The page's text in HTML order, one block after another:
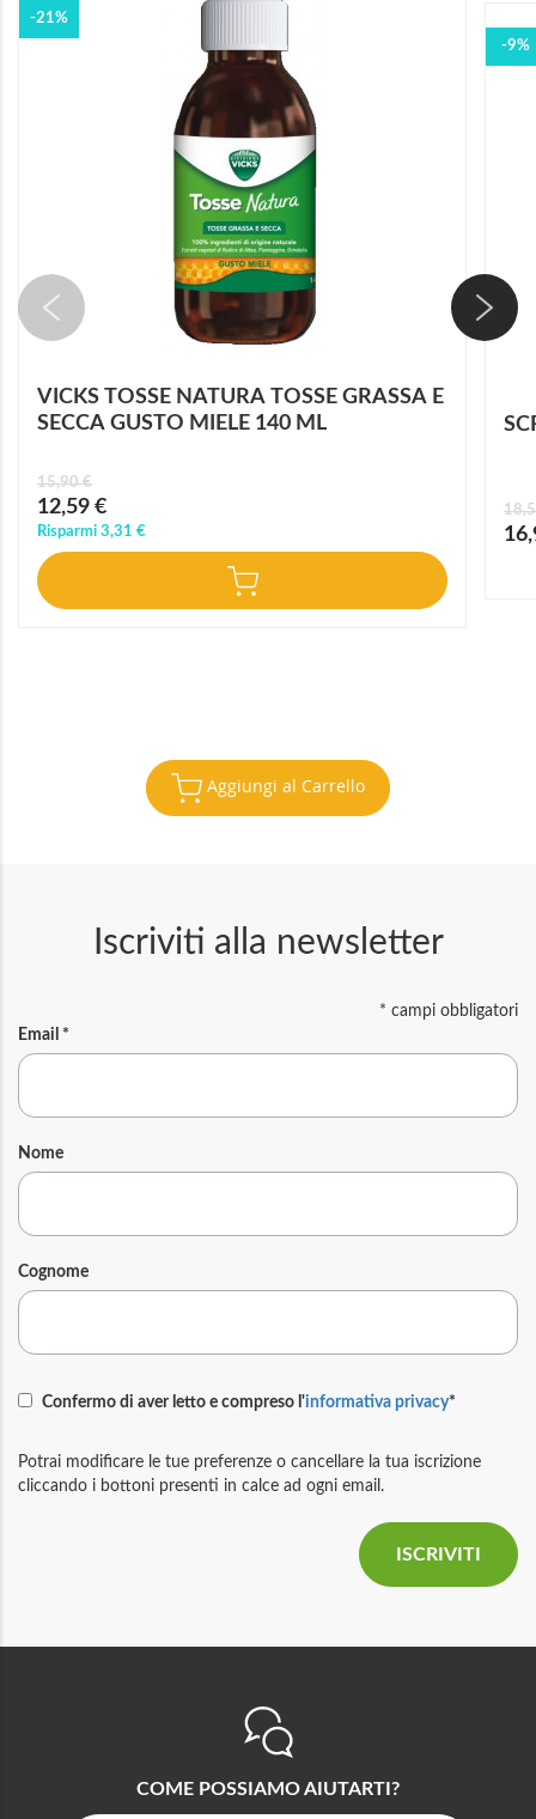
-21%
VICKS TOSSE NATURA TOSSE GRASSA E
SECCA GUSTO MIELE 140 ML
Prezzo
speciale
12,59 €
15,90 €
Risparmi 3,31 €
-9%
Aggiungi al Carrello
Iscriviti alla newsletter
* campi obbligatori
Email *
Nome
Cognome
Confermo di aver letto e compreso l'informativa privacy*
Potrai modificare le tue preferenze o cancellare la tua iscrizione
cliccando i bottoni presenti in calce ad ogni email.
COME POSSIAMO AIUTARTI?